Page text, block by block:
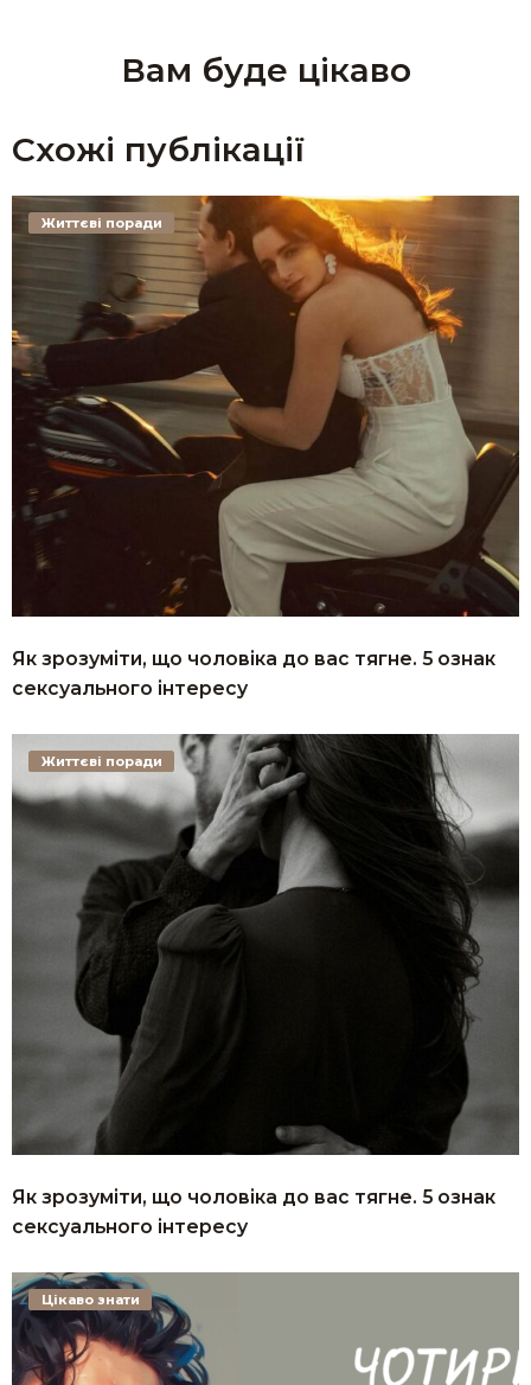
Вам буде цікаво
Схожі публікації
Як зрозуміти, що чоловіка до вас тягне. 5 ознак
сексуального інтересу
Життєві поради
Як зрозуміти, що чоловіка до вас тягне. 5 ознак
сексуального інтересу
Життєві поради
Цікаво знати